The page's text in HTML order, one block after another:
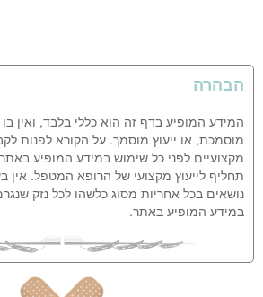
הבהרה
המידע המופיע בדף זה הוא כללי בלבד, ואין
מוסמכת, או ייעוץ מוסמך. על הקורא לפנות
מקצועיים לפני כל שימוש במידע המופיע
תחליף לייעוץ מקצועי של הרופא המטפל. אין
נושאים בכל אחריות מסוג כלשהו לכל נזק
במידע המופיע באתר.